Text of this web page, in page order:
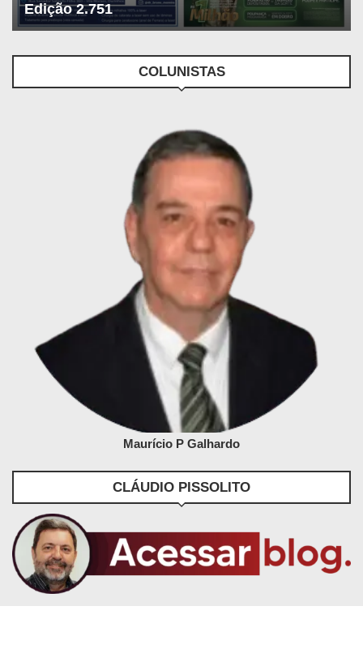
Edição 2.751
COLUNISTAS
Maurício P Galhardo
CLÁUDIO PISSOLITO